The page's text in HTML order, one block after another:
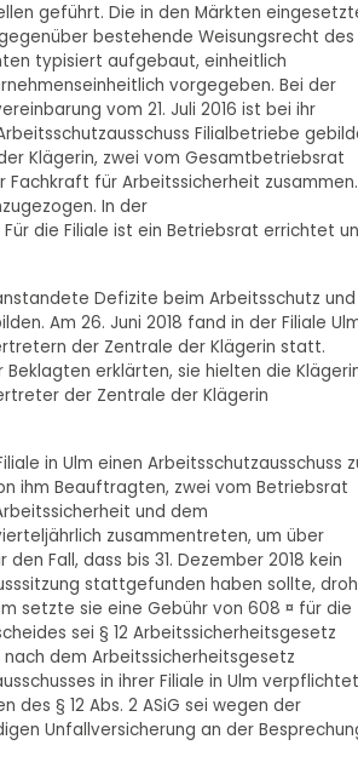
geführt. Die in den Märkten
bestehende Weisungsrecht des
typisiert aufgebaut, einheitlich
vorgegeben. Bei der
vom 21. Juli 2016 ist bei ihr
Filialbetriebe
Klägerin, zwei vom Gesamtbetriebsrat
für Arbeitssicherheit zusammen.
In der
die Filiale ist ein Betriebsrat errichtet
Defizite beim Arbeitsschutz und
Am 26. Juni 2018 fand in der Filiale
der Zentrale der Klägerin statt.
erklärten, sie hielten die
der Zentrale der Klägerin
in Ulm einen Arbeitsschutzausschuss
ihm Beauftragten, zwei vom Betriebsrat
und dem
zusammentreten, um über
Fall, dass bis 31. Dezember 2018 kein
stattgefunden haben sollte,
setzte sie eine Gebühr von 608 ¤ für die
sei § 12 Arbeitssicherheitsgesetz
nach dem Arbeitssicherheitsgesetz
in ihrer Filiale in Ulm
§ 12 Abs. 2 ASiG sei wegen der
Unfallversicherung an der